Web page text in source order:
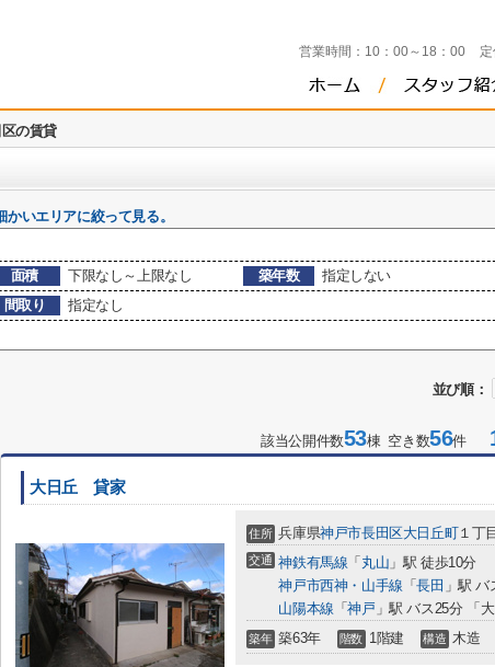
営業時間： 10：00～18：00 定
の賃貸
いエリアに絞って見る。
面積 下限なし～上限なし 築年数
指定しない
間取り
指定なし
並び順：
該当公開件数53棟 空き数56件
大日丘 貸家
住所 兵庫県神戸市長田区大日丘町１丁目
交通 神鉄有馬線 「 丸山 」駅 徒歩10分
神戸市西神・山手線 「長田 」駅
山陽本線 「神戸 」駅 バス25分 「
築年 築63年 階数 1階建 構造 木造